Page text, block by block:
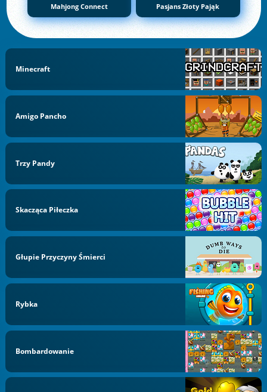
Mahjong Connect Pasjans Złoty Pająk
Minecraft
Amigo Pancho
Trzy Pandy
Skacząca Piłeczka
Głupie Przyczyny Śmierci
Rybka
Bombardowanie